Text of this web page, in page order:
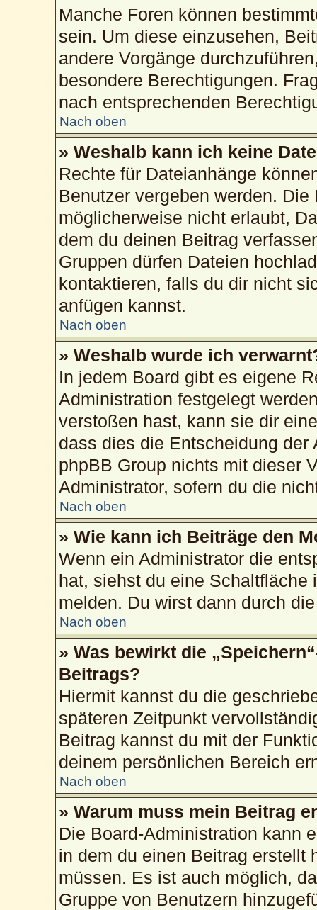
Manche Foren können
sein. Um diese einzusehen,
andere Vorgänge
besondere Berechtigungen.
nach entsprechenden
Nach oben
» Weshalb kann ich keine
Rechte für Dateianhänge
Benutzer vergeben werden.
möglicherweise nicht erlaubt,
dem du deinen Beitrag
Gruppen dürfen Dateien
kontaktieren, falls du dir nicht
anfügen kannst.
Nach oben
» Weshalb wurde ich
In jedem Board gibt es eigene
Administration festgelegt
verstoßen hast, kann sie dir
dass dies die Entscheidung
phpBB Group nichts mit dieser
Administrator, sofern du die
Nach oben
» Wie kann ich Beiträge den
Wenn ein Administrator die
hat, siehst du eine
melden. Du wirst dann durch
Nach oben
» Was bewirkt die
Beitrags?
Hiermit kannst du die
späteren Zeitpunkt
Beitrag kannst du mit der
deinem persönlichen Bereich
Nach oben
» Warum muss mein Beitrag
Die Board-Administration kann
in dem du einen Beitrag erstellt
müssen. Es ist auch möglich,
Gruppe von Benutzern